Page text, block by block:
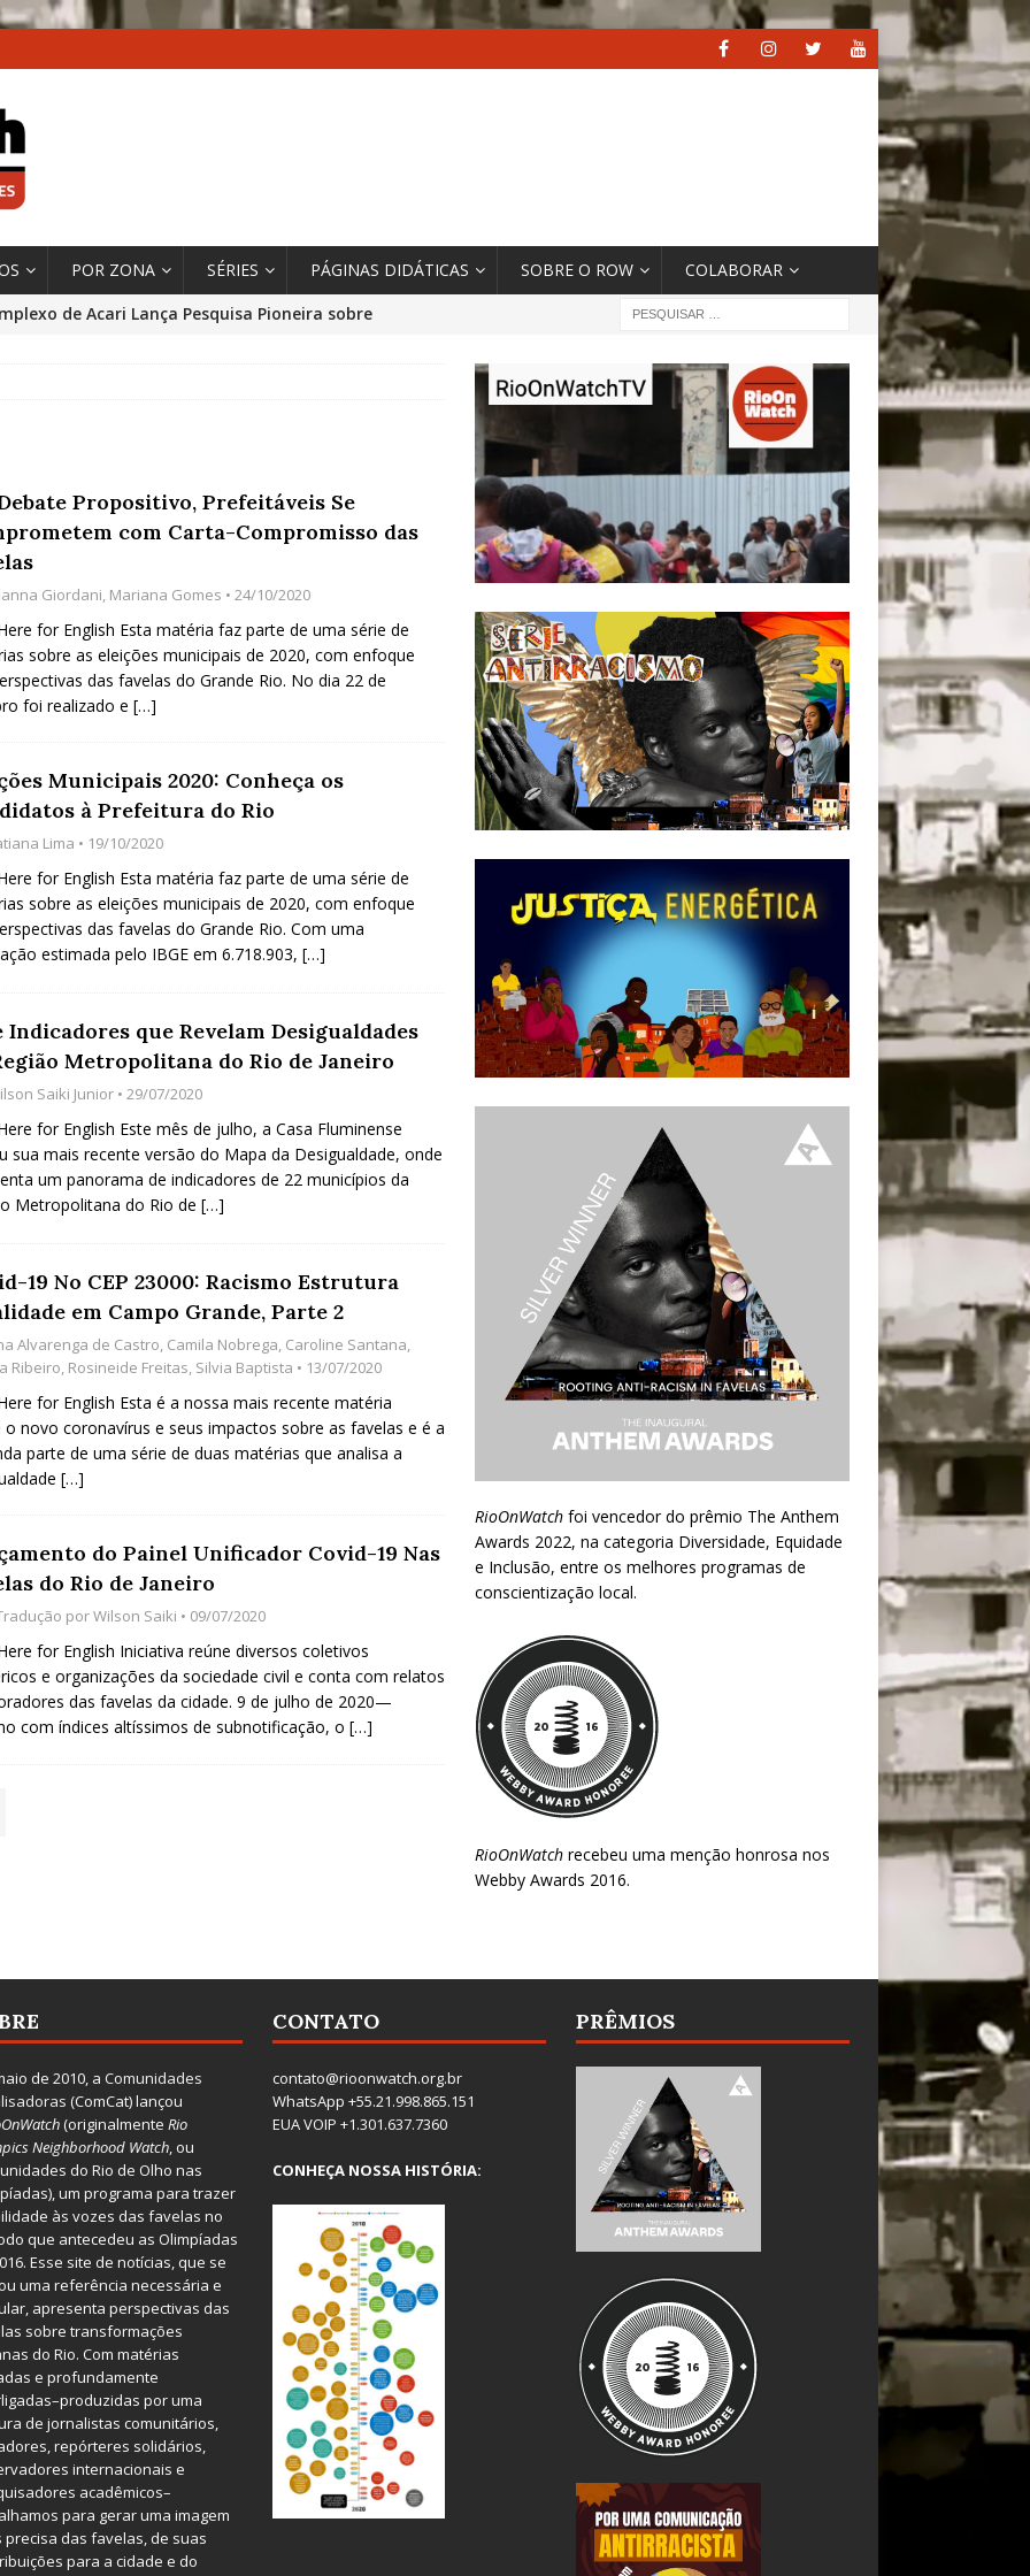
POR ZONA SÉRIES PÁGINAS DIDÁTICAS SOBRE O ROW COLABORAR
de Acari Lança Pesquisa Pioneira sobre
Cidades
*DESTAQUE
Começou com uma Praça em Ramos [OPINIÃO]
Agroecológico com os Povos das Águas Reúne
e Inauguração da Feira da Praia do Remanso
COBERTURA DE EVENTOS
Nova Via Mobilidade 10 Anos Após Rio2016
Propositivo, Prefeitáveis Se
com Carta-Compromisso das
Giordani, Mariana Gomes • 24/10/2020
for English Esta matéria faz parte de uma série de
sobre as eleições municipais de 2020, com enfoque
das favelas do Grande Rio. No dia 22 de
foi realizado e […]
Municipais 2020: Conheça os
à Prefeitura do Rio
Lima • 19/10/2020
for English Esta matéria faz parte de uma série de
sobre as eleições municipais de 2020, com enfoque
das favelas do Grande Rio. Com uma
estimada pelo IBGE em 6.718.903, […]
Indicadores que Revelam Desigualdades
Metropolitana do Rio de Janeiro
Saiki Junior • 29/07/2020
for English Este mês de julho, a Casa Fluminense
sua mais recente versão do Mapa da Desigualdade, onde
um panorama de indicadores de 22 municípios da
Metropolitana do Rio de […]
19 No CEP 23000: Racismo Estrutura
em Campo Grande, Parte 2
Alvarenga de Castro, Camila Nobrega, Caroline Santana,
Ribeiro, Rosineide Freitas, Silvia Baptista • 13/07/2020
for English Esta é a nossa mais recente matéria
o novo coronavírus e seus impactos sobre as favelas e é a
parte de uma série de duas matérias que analisa a
[…]
do Painel Unificador Covid-19 Nas
do Rio de Janeiro
porWilson Saiki • 09/07/2020
for English Iniciativa reúne diversos coletivos
e organizações da sociedade civil e conta com relatos
das favelas da cidade. 9 de julho de 2020—
com índices altíssimos de subnotificação, o […]
RioOnWatchfoi vencedor do prêmio The Anthem
Awards 2022, na categoria Diversidade, Equidade
e Inclusão, entre os melhores programas de
conscientização local.
RioOnWatchrecebeu uma menção honrosa nos
Webby Awards 2016.
de 2010, a Comunidades
(ComCat) lançou
(originalmente Rio
Neighborhood Watch, ou
do Rio de Olho nas
um programa para trazer
às vozes das favelas no
que antecedeu as Olimpíadas
Esse site de notícias, que se
uma referência necessária e
apresenta perspectivas das
sobre transformações
do Rio. Com matérias
e profundamente
por uma
de jornalistas comunitários,
repórteres solidários,
internacionais e
acadêmicos–
para gerar uma imagem
precisa das favelas, de suas
para a cidade e do
CONTATO
contato@rioonwatch.org.br
WhatsApp +55.21.998.865.151
EUA VOIP +1.301.637.7360
CONHEÇA NOSSA HISTÓRIA:
PRÊMIOS